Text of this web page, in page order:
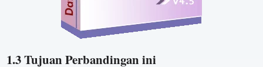
1.3 Tujuan Perbandingan ini